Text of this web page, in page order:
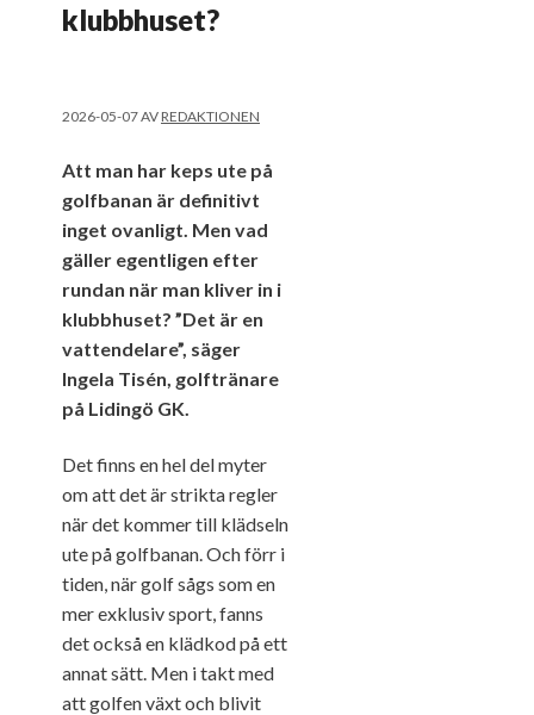
klubbhuset?
2026-05-07AVREDAKTIONEN
Att man har keps ute på
golfbanan är definitivt
inget ovanligt. Men vad
gäller egentligen efter
rundan när man kliver in i
klubbhuset? ”Det är en
vattendelare”, säger
Ingela Tisén, golftränare
på Lidingö GK.
Det finns en hel del myter
om att det är strikta regler
när det kommer till klädseln
ute på golfbanan. Och förr i
tiden, när golf sågs som en
mer exklusiv sport, fanns
det också en klädkod på ett
annat sätt. Men i takt med
att golfen växt och blivit